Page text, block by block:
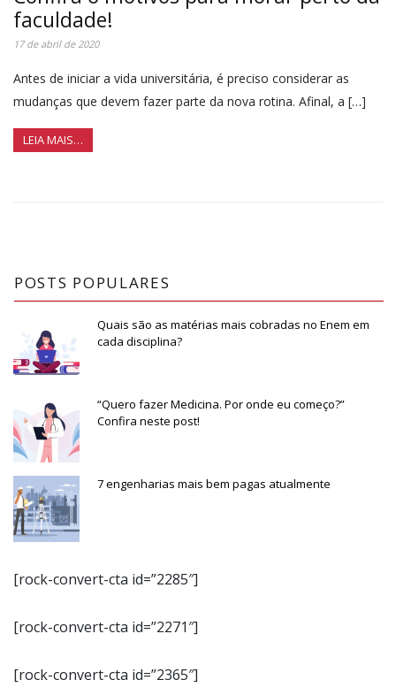
faculdade!
17 de abril de 2020
Antes de iniciar a vida universitária, é preciso considerar as
mudanças que devem fazer parte da nova rotina. Afinal, a […]
LEIA MAIS…
POSTS POPULARES
Quais são as matérias mais cobradas no Enem em
cada disciplina?
“Quero fazer Medicina. Por onde eu começo?”
Confira neste post!
7 engenharias mais bem pagas atualmente
[rock-convert-cta id=”2285″]
[rock-convert-cta id=”2271″]
[rock-convert-cta id=”2365″]